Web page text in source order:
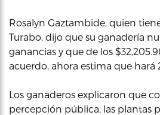
Rosalyn Gaztambide, quien
Turabo, dijo que su ganadería
ganancias y que de los
acuerdo, ahora estima que hará
Los ganaderos explicaron que
percepción pública, las plantas